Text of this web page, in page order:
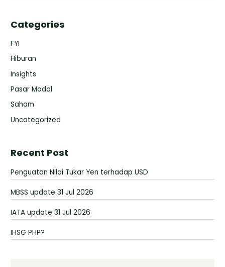
Categories
FYI
Hiburan
Insights
Pasar Modal
Saham
Uncategorized
Recent Post
Penguatan Nilai Tukar Yen terhadap USD
MBSS update 31 Jul 2026
IATA update 31 Jul 2026
IHSG PHP?